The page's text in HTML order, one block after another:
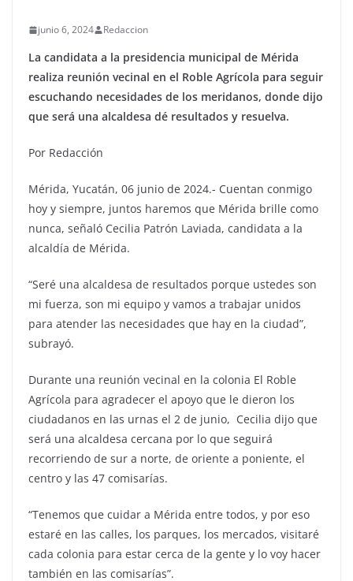
junio 6, 2024 Redaccion
La candidata a la presidencia municipal de Mérida
realiza reunión vecinal en el Roble Agrícola para seguir
escuchando necesidades de los meridanos, donde dijo
que será una alcaldesa dé resultados y resuelva.
Por Redacción
Mérida, Yucatán, 06 junio de 2024.- Cuentan conmigo
hoy y siempre, juntos haremos que Mérida brille como
nunca, señaló Cecilia Patrón Laviada, candidata a la
alcaldía de Mérida.
“Seré una alcaldesa de resultados porque ustedes son
mi fuerza, son mi equipo y vamos a trabajar unidos
para atender las necesidades que hay en la ciudad”,
subrayó.
Durante una reunión vecinal en la colonia El Roble
Agrícola para agradecer el apoyo que le dieron los
ciudadanos en las urnas el 2 de junio, Cecilia dijo que
será una alcaldesa cercana por lo que seguirá
recorriendo de sur a norte, de oriente a poniente, el
centro y las 47 comisarías.
“Tenemos que cuidar a Mérida entre todos, y por eso
estaré en las calles, los parques, los mercados, visitaré
cada colonia para estar cerca de la gente y lo voy hacer
también en las comisarías”.